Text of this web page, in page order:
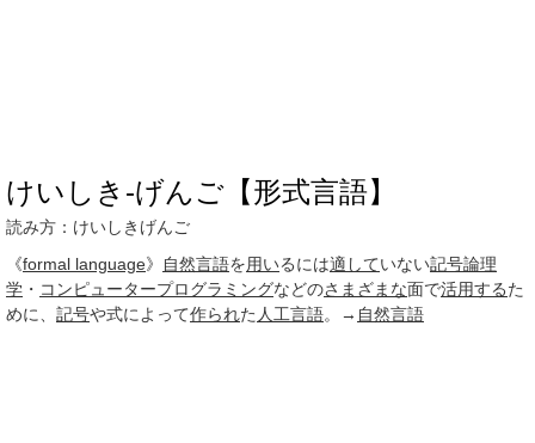
けいしき‐げんご【形式言語】
読み方：けいしきげんご
《formal language》 自然言語を用いるには適していない記号論理
学 ・ コンピュータープログラミングなどのさまざまな面で活用するた
めに、 記号や式によって作られた 人工言語。→ 自然言語